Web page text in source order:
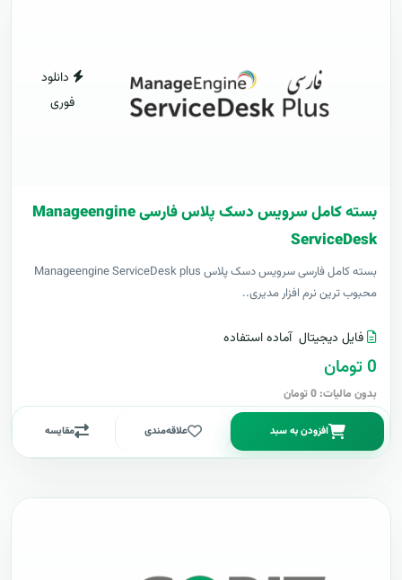
دانلود
فوری
بسته کامل سرویس دسک پلاس فارسی Manageengine
ServiceDesk
محبوب ترین نرم افزار مدیری..
فایل دیجیتال آماده استفاده
0 تومان
بدون مالیات: 0 تومان
افزودن به سبد علاقه‌مندی مقایسه